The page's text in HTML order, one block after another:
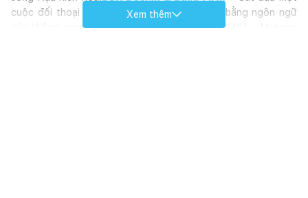
cuộc đối thoại – không phải bằng lời nói, mà bằng ngôn ngữ
của không gian, ánh sáng và vật liệu. Dự án KAYA - Mekong
Xem thêm